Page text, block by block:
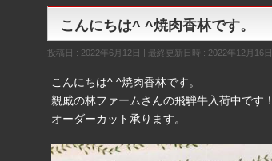
こんにちは^ ^焼肉香林です。
投稿日 : 2022年6月12日 最終更新日時 : 2022年12月16日
こんにちは^ ^焼肉香林です。
親戚の林ファームさんの飛騨牛入荷中です！
オーダーカット承ります。